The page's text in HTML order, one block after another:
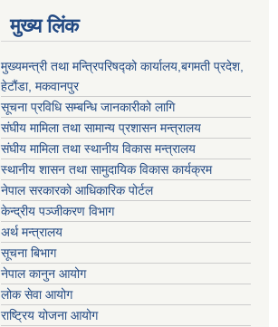
मुख्य लिंक
मुख्यमन्त्री तथा मन्त्रिपरिषद्को कार्यालय,बगमती प्रदेश,
हेटौंडा, मकवानपुर
सूचना प्रविधि सम्बन्धि जानकारीको लागि
संघीय मामिला तथा सामान्य प्रशासन मन्त्रालय
संघीय मामिला तथा स्थानीय विकास मन्त्रालय
स्थानीय शासन तथा सामुदायिक विकास कार्यक्रम
नेपाल सरकारको आधिकारिक पोर्टल
केन्द्रीय पञ्जीकरण विभाग
अर्थ मन्त्रालय
सूचना बिभाग
नेपाल कानुन आयोग
लोक सेवा आयोग
राष्ट्रिय योजना आयोग